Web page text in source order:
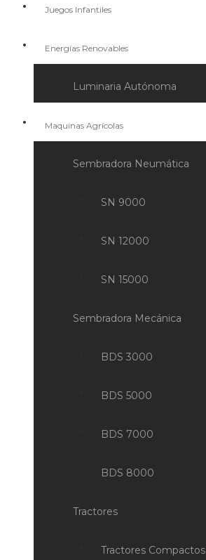
Juegos Infantiles
Energías Renovables
Luminaria Autónoma
Maquinas Agrícolas
Sembradora Neumática
SN 9000
SN 12000
SN 15000
Sembradora Mecánica
BDS 3000
BDS 5000
BDS 7000
BDS 8000
Tractores
Tractores Compactos